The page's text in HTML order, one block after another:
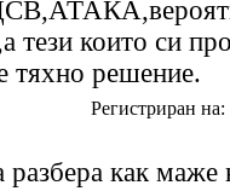
тези които си
тяхно решение.
Регистриран
разбера как маже